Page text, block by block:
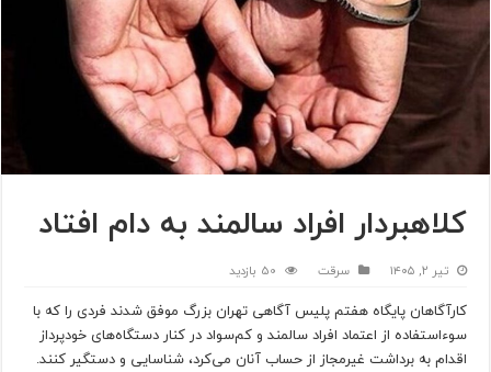
کلاهبردار افراد سالمند به دام افتاد
تیر ۲, ۱۴۰۵ سرقت 50 بازدید
کارآگاهان پایگاه هفتم پلیس آگاهی تهران بزرگ موفق شدند فردی را که با
سوءاستفاده از اعتماد افراد سالمند و کم‌سواد در کنار دستگاه‌های خودپرداز
اقدام به برداشت غیرمجاز از حساب آنان می‌کرد، شناسایی و دستگیر کنند.